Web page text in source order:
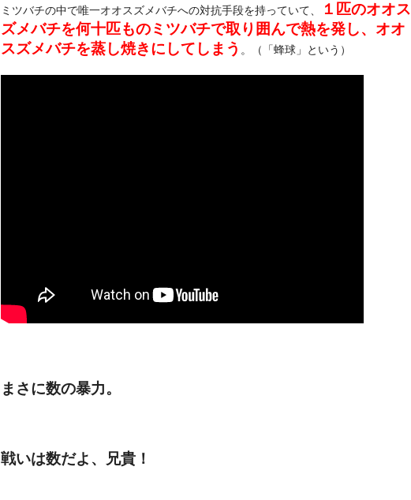
ミツバチの中で唯一オオスズメバチへの対抗手段を持っていて、
１匹のオオス
ズメバチを何十匹ものミツバチで取り囲んで熱を発し、オオ
スズメバチを蒸し焼きにしてしまう 。（「蜂球」という）
まさに数の暴力。
戦いは数だよ、兄貴！